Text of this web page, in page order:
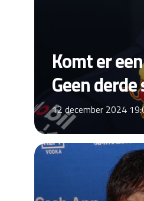
Komt er
Geen
12 december 2024